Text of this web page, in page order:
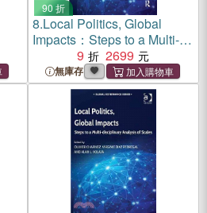
90 折
8.Local Politics, Global
Impacts：Steps to a Multi-
disciplinary Analysis of
Scales
9 2699
無庫存